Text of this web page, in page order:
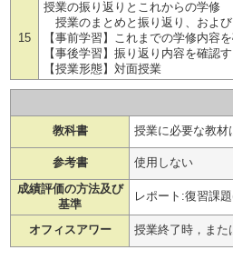
15
授業の振り返りとこれからの学修
授業のまとめと振り返り、および
【事前学習】これまでの学修内容
【事後学習】振り返り内容を確認
【授業形態】対面授業
教科書 授業に必要な教材
参考書 使用しない
成績評価の方法及び
基準
レポート:復習課
オフィスアワー 授業終了時，また